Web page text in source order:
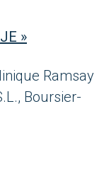
»
Ramsay
Boursier-